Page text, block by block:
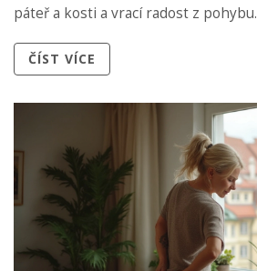
páteř a kosti a vrací radost z pohybu.
ČÍST VÍCE